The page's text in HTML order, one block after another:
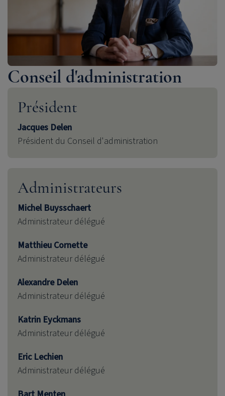
Conseil d'administration
Président
Jacques Delen
Président du Conseil d'administration
Administrateurs
Michel Buysschaert
Administrateur délégué
Matthieu Cornette
Administrateur délégué
Alexandre Delen
Administrateur délégué
Katrin Eyckmans
Administrateur délégué
Eric Lechien
Administrateur délégué